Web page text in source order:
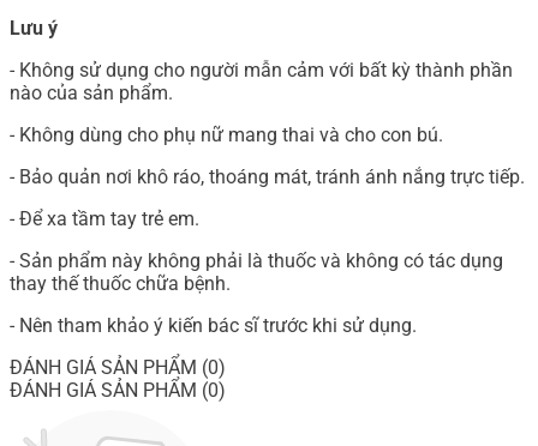
Lưu ý
- Không sử dụng cho người mẫn cảm với bất kỳ thành phần
nào của sản phẩm.
- Không dùng cho phụ nữ mang thai và cho con bú.
- Bảo quản nơi khô ráo, thoáng mát, tránh ánh nắng trực tiếp.
- Để xa tầm tay trẻ em.
- Sản phẩm này không phải là thuốc và không có tác dụng
thay thế thuốc chữa bệnh.
- Nên tham khảo ý kiến bác sĩ trước khi sử dụng.
ĐÁNH GIÁ SẢN PHẨM (0)
ĐÁNH GIÁ SẢN PHẨM (0)